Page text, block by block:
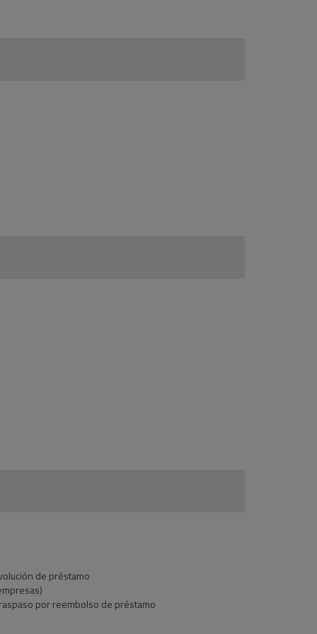
de préstamo
por reembolso de préstamo